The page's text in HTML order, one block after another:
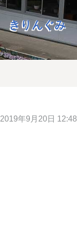
きりんぐみ
2019年9月20日 12:48